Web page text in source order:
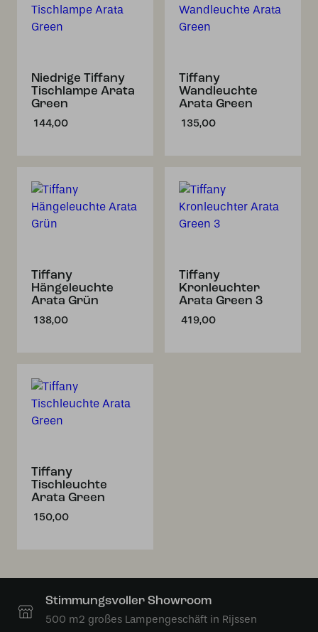
Niedrige Tiffany
Tischlampe Arata
Green
144,00
Tiffany
Wandleuchte
Arata Green
135,00
Tiffany
Hängeleuchte
Arata Grün
138,00
Tiffany
Kronleuchter
Arata Green 3
419,00
Tiffany
Tischleuchte
Arata Green
150,00
Stimmungsvoller Showroom
500 m2 großes Lampengeschäft in Rijssen